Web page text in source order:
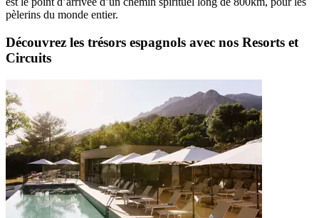
pèlerins du monde entier.
Découvrez les trésors espagnols avec nos Resorts et
Circuits